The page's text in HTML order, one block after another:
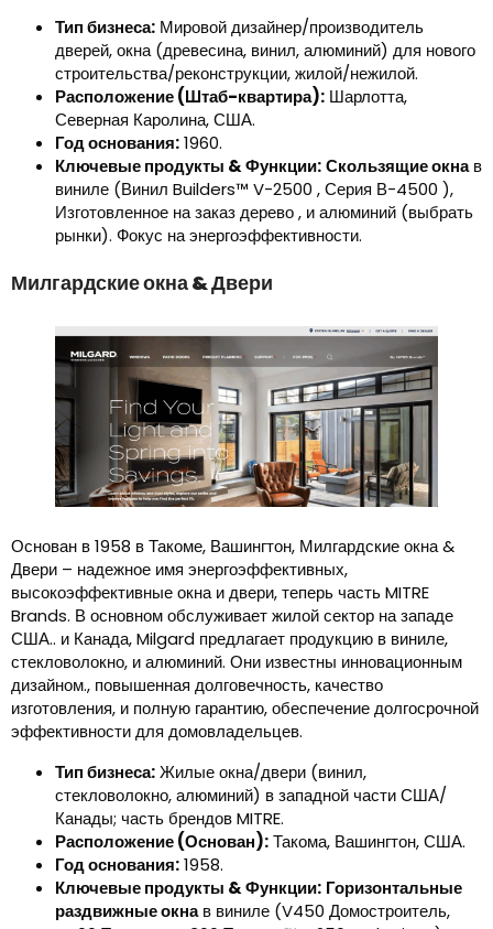
Тип бизнеса: Мировой дизайнер/производитель
дверей, окна (древесина, винил, алюминий) для нового
строительства/реконструкции, жилой/нежилой.
Расположение (Штаб-квартира): Шарлотта,
Северная Каролина, США.
Год основания:1960.
Ключевые продукты & Функции:Скользящие окнав
виниле (Винил Builders™ V-2500 , Серия В-4500 ),
Изготовленное на заказ дерево , и алюминий (выбрать
рынки). Фокус на энергоэффективности.
Милгардские окна & Двери
Основан в 1958 в Такоме, Вашингтон, Милгардские окна &
Двери – надежное имя энергоэффективных,
высокоэффективные окна и двери, теперь часть MITRE
Brands. В основном обслуживает жилой сектор на западе
США.. и Канада, Milgard предлагает продукцию в виниле,
стекловолокно, и алюминий. Они известны инновационным
дизайном., повышенная долговечность, качество
изготовления, и полную гарантию, обеспечение долгосрочной
эффективности для домовладельцев.
Тип бизнеса:Жилые окна/двери (винил,
стекловолокно, алюминий) в западной части США/
Канады; часть брендов MITRE.
Расположение (Основан):Такома, Вашингтон, США.
Год основания:1958.
Ключевые продукты & Функции: Горизонтальные
раздвижные окнав виниле (V450 Домостроитель,